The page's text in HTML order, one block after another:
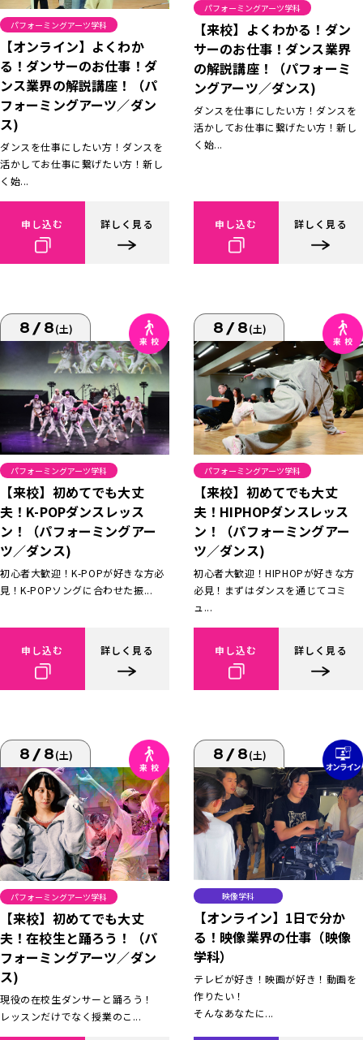
パフォーミングアーツ学科
【オンライン】よくわか
る！ダンサーのお仕事！ダ
ンス業界の解説講座！（パ
フォーミングアーツ／ダン
ス)
ダンスを仕事にしたい方！ダンスを
活かしてお仕事に繋げたい方！新し
く始...
申し込む 詳しく見る
パフォーミングアーツ学科
【来校】よくわかる！ダン
サーのお仕事！ダンス業界
の解説講座！（パフォーミ
ングアーツ／ダンス)
ダンスを仕事にしたい方！ダンスを
活かしてお仕事に繋げたい方！新し
く始...
申し込む 詳しく見る
8/8(土)
パフォーミングアーツ学科
【来校】初めてでも大丈
夫！K-POPダンスレッス
ン！（パフォーミングアー
ツ／ダンス)
初心者大歓迎！K-POPが好きな方必
見！K-POPソングに合わせた振...
申し込む 詳しく見る
8/8(土)
パフォーミングアーツ学科
【来校】初めてでも大丈
夫！HIPHOPダンスレッス
ン！（パフォーミングアー
ツ／ダンス)
初心者大歓迎！HIPHOPが好きな方
必見！まずはダンスを通じてコミ
ュ...
申し込む 詳しく見る
8/8(土)
パフォーミングアーツ学科
【来校】初めてでも大丈
夫！在校生と踊ろう！（パ
フォーミングアーツ／ダン
ス)
現役の在校生ダンサーと踊ろう！
レッスンだけでなく授業のこ...
8/8(土)
映像学科
【オンライン】1日で分か
る！映像業界の仕事（映像
学科）
テレビが好き！映画が好き！動画を
作りたい！
そんなあなたに...